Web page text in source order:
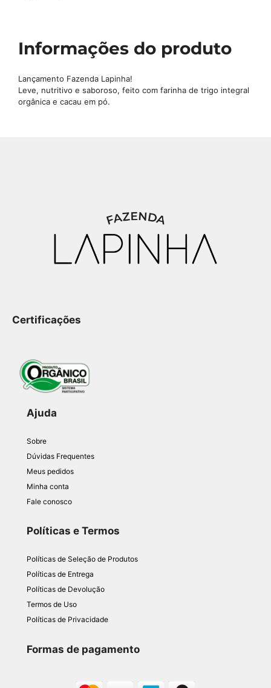
Informações do produto
Lançamento Fazenda Lapinha!
Leve, nutritivo e saboroso, feito com farinha de trigo integral
orgânica e cacau em pó.
Certificações
Ajuda
Sobre
Dúvidas Frequentes
Meus pedidos
Minha conta
Fale conosco
Políticas e Termos
Políticas de Seleção de Produtos
Políticas de Entrega
Políticas de Devolução
Termos de Uso
Políticas de Privacidade
Formas de pagamento